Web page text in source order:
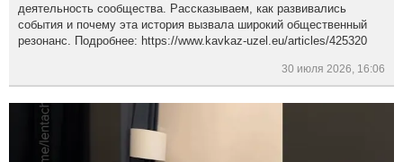
деятельность сообщества. Рассказываем, как развивались
события и почему эта история вызвала широкий общественный
резонанс. Подробнее: https://www.kavkaz-uzel.eu/articles/425320
30 июля 2026, 16:06